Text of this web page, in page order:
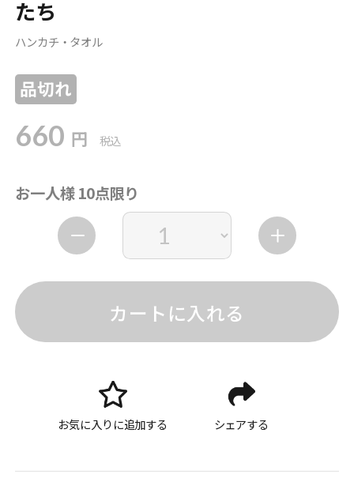
たち
ハンカチ・タオル
品切れ
660 円 税込
お一人様 10点限り
カートに入れる
お気に入りに追加する シェアする